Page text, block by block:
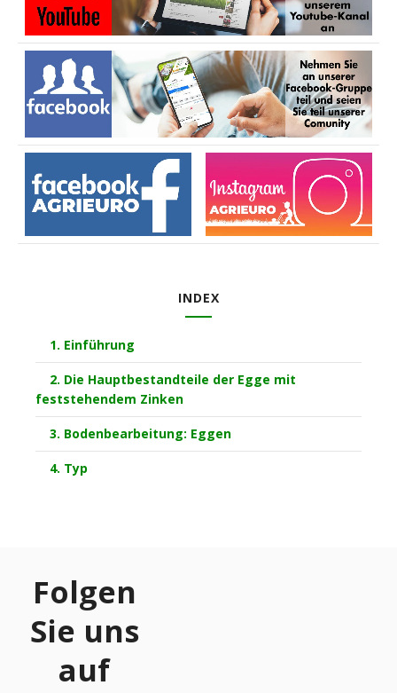
INDEX
1. Einführung
2. Die Hauptbestandteile der Egge mit
feststehendem Zinken
3. Bodenbearbeitung: Eggen
4. Typ
Folgen
Sie uns
auf